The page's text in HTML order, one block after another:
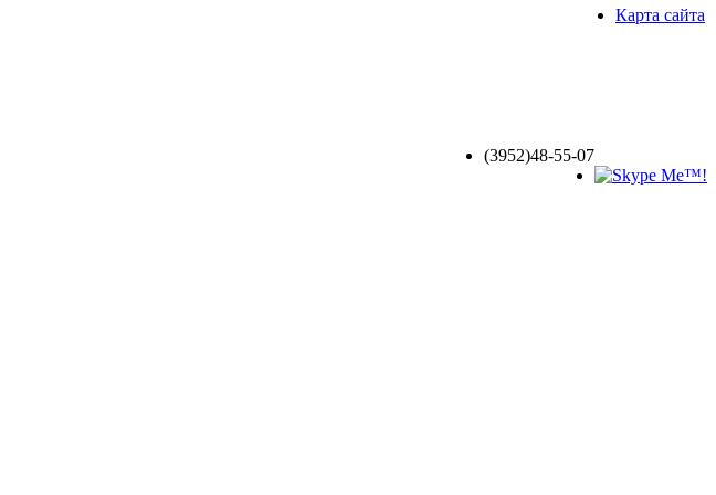
(3952)48-55-07
Карта сайта